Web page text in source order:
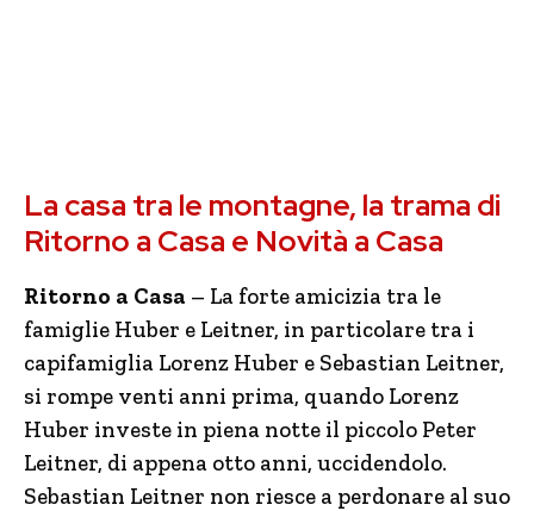
La casa tra le montagne, la trama di
Ritorno a Casa e Novità a Casa
Ritorno a Casa – La forte amicizia tra le
famiglie Huber e Leitner, in particolare tra i
capifamiglia Lorenz Huber e Sebastian Leitner,
si rompe venti anni prima, quando Lorenz
Huber investe in piena notte il piccolo Peter
Leitner, di appena otto anni, uccidendolo.
Sebastian Leitner non riesce a perdonare al suo